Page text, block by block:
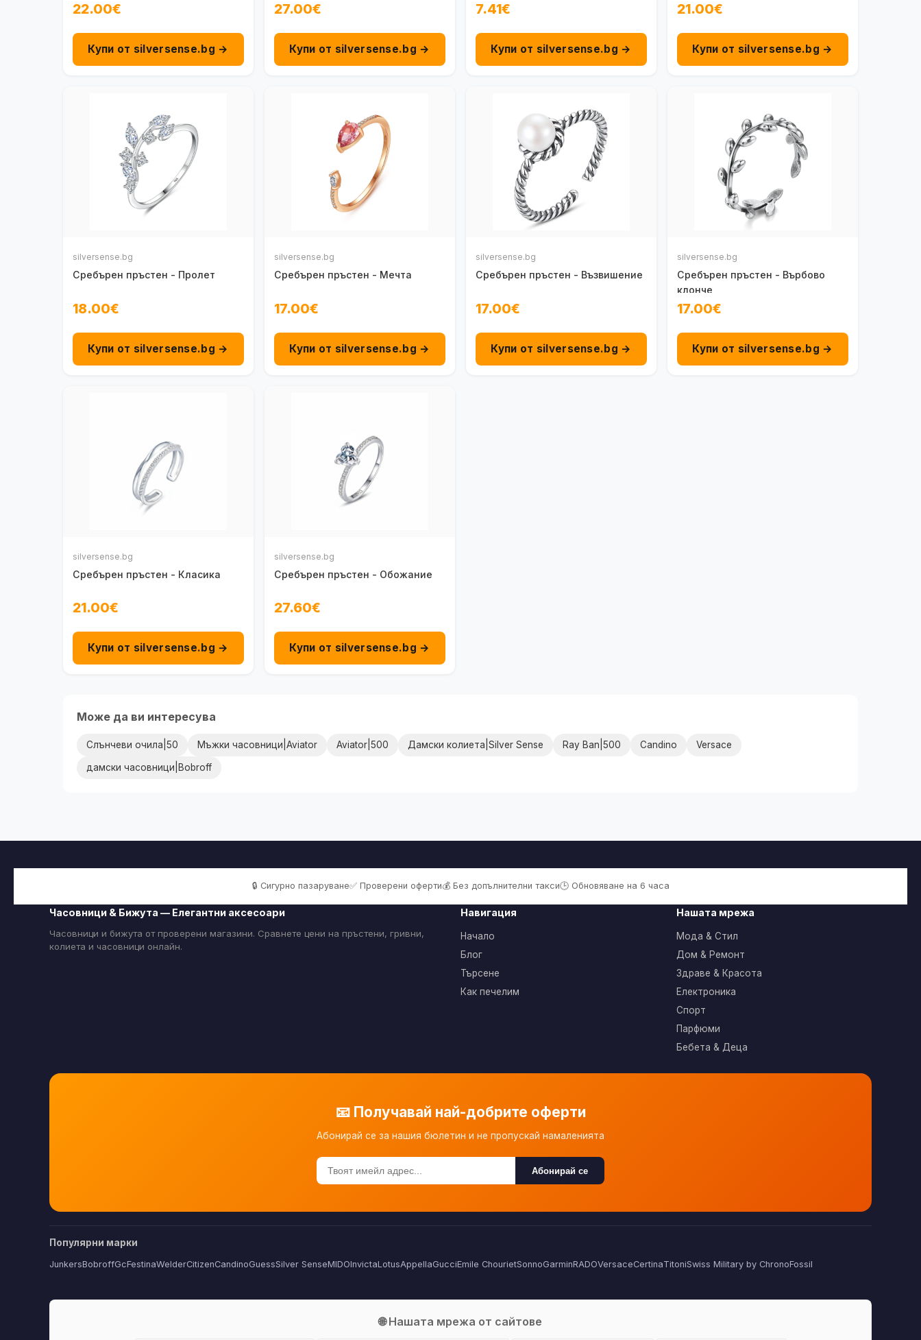
22.00€
Купи от silversense.bg →
27.00€
Купи от silversense.bg →
7.41€
Купи от silversense.bg →
21.00€
Купи от silversense.bg →
silversense.bg
Сребърен пръстен - Пролет
18.00€
Купи от silversense.bg →
silversense.bg
Сребърен пръстен - Мечта
17.00€
Купи от silversense.bg →
silversense.bg
Сребърен пръстен - Възвишение
17.00€
Купи от silversense.bg →
silversense.bg
Сребърен пръстен - Върбово
клонче
17.00€
Купи от silversense.bg →
silversense.bg
Сребърен пръстен - Класика
21.00€
Купи от silversense.bg →
silversense.bg
Сребърен пръстен - Обожание
27.60€
Купи от silversense.bg →
Може да ви интересува
Слънчеви очила|50 Мъжки часовници|Aviator Aviator|500 Дамски колиета|Silver Sense Ray Ban|500 Candino Versace
дамски часовници|Bobroff
🔒 Сигурно пазаруване✅ Проверени оферти💰 Без допълнителни такси🕒 Обновяване на 6 часа
Часовници & Бижута — Елегантни аксесоари
Часовници и бижута от проверени магазини. Сравнете цени на пръстени, гривни,
колиета и часовници онлайн.
Навигация
Начало
Блог
Търсене
Как печелим
Нашата мрежа
Мода & Стил
Дом & Ремонт
Здраве & Красота
Електроника
Спорт
Парфюми
Бебета & Деца
📧 Получавай най-добрите оферти
Абонирай се за нашия бюлетин и не пропускай намаленията
Абонирай се
Популярни марки
JunkersBobroffGcFestinaWelderCitizenCandinoGuessSilver SenseMIDOInvictaLotusAppellaGucciEmile ChourietSonnoGarminRADOVersaceCertinaTitoniSwiss Military by ChronoFossil
🌐 Нашата мрежа от сайтове